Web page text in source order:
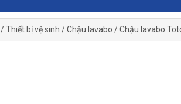
/Thiết bị vệ sinh /Chậu lavabo /Chậu lavabo